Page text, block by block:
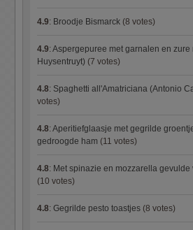
4.9: Broodje Bismarck (8 votes)
4.9: Aspergepuree met garnalen en zure
Huysentruyt) (7 votes)
4.8: Spaghetti all'Amatriciana (Antonio
votes)
4.8: Aperitiefglaasje met gegrilde
gedroogde ham (11 votes)
4.8: Met spinazie en mozzarella gevulde
(10 votes)
4.8: Gegrilde pesto toastjes (8 votes)